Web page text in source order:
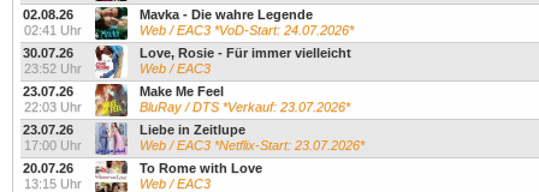
02.08.26
02:41 Uhr
Mavka - Die wahre Legende
Web / EAC3 *VoD-Start: 24.07.2026*
30.07.26
23:52 Uhr
Love, Rosie - Für immer vielleicht
Web / EAC3
23.07.26
22:03 Uhr
Make Me Feel
BluRay / DTS *Verkauf: 23.07.2026*
23.07.26
17:00 Uhr
Liebe in Zeitlupe
Web / EAC3 *Netflix-Start: 23.07.2026*
20.07.26
13:15 Uhr
To Rome with Love
Web / EAC3